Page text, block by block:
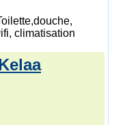
climatisation